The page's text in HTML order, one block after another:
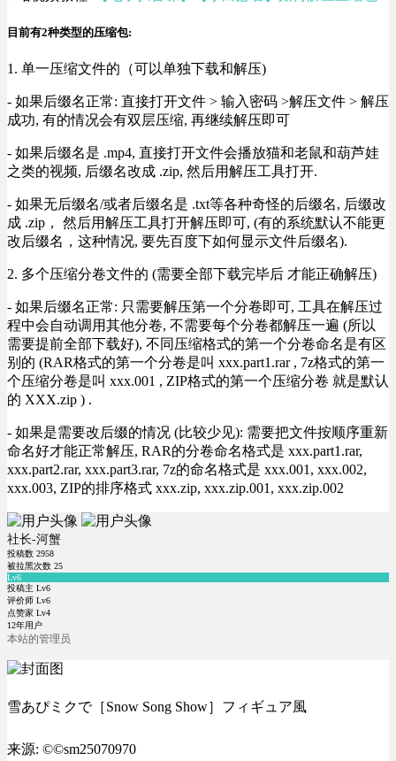
目前有2种类型的压缩包:
1. 单一压缩文件的（可以单独下载和解压)
- 如果后缀名正常: 直接打开文件 > 输入密码 >解压文件 > 解压
成功, 有的情况会有双层压缩, 再继续解压即可
- 如果后缀名是 .mp4, 直接打开文件会播放猫和老鼠和葫芦娃
之类的视频, 后缀名改成 .zip, 然后用解压工具打开.
- 如果无后缀名/或者后缀名是 .txt等各种奇怪的后缀名, 后缀改
成 .zip， 然后用解压工具打开解压即可, (有的系统默认不能更
改后缀名，这种情况, 要先百度下如何显示文件后缀名).
2. 多个压缩分卷文件的 (需要全部下载完毕后 才能正确解压)
- 如果后缀名正常: 只需要解压第一个分卷即可, 工具在解压过
程中会自动调用其他分卷, 不需要每个分卷都解压一遍 (所以
需要提前全部下载好), 不同压缩格式的第一个分卷命名是有区
别的 (RAR格式的第一个分卷是叫 xxx.part1.rar , 7z格式的第一
个压缩分卷是叫 xxx.001 , ZIP格式的第一个压缩分卷 就是默认
的 XXX.zip ) .
- 如果是需要改后缀的情况 (比较少见): 需要把文件按顺序重新
命名好才能正常解压, RAR的分卷命名格式是 xxx.part1.rar,
xxx.part2.rar, xxx.part3.rar, 7z的命名格式是 xxx.001, xxx.002,
xxx.003, ZIP的排序格式 xxx.zip, xxx.zip.001, xxx.zip.002
社长-河蟹
投稿数 2958
被拉黑次数 25
Lv6
投稿主 Lv6
评价师 Lv6
点赞家 Lv4
12年用户
本站的管理员
雪あぴミクで［Snow Song Show］フィギュア風
来源: ©©sm25070970